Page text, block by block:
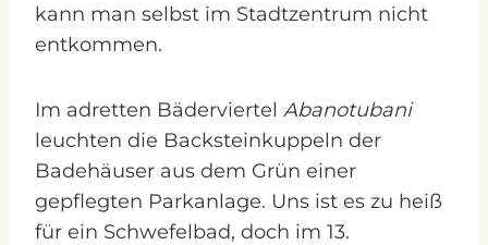
kann man selbst im Stadtzentrum nicht
entkommen.
Im adretten Bäderviertel Abanotubani
leuchten die Backsteinkuppeln der
Badehäuser aus dem Grün einer
gepflegten Parkanlage. Uns ist es zu heiß
für ein Schwefelbad, doch im 13.